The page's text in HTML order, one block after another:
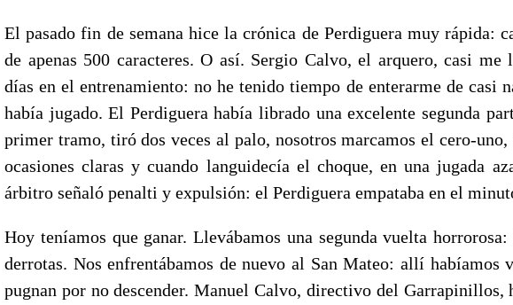
El pasado fin de semana hice la crónica de Perdiguera muy rápida:
de apenas 500 caracteres. O así. Sergio Calvo, el arquero, casi me
días en el entrenamiento: no he tenido tiempo de enterarme de casi
había jugado. El Perdiguera había librado una excelente segunda
primer tramo, tiró dos veces al palo, nosotros marcamos el cero-
ocasiones claras y cuando languidecía el choque, en una jugada
árbitro señaló penalti y expulsión: el Perdiguera empataba en el
Hoy teníamos que ganar. Llevábamos una segunda vuelta
derrotas. Nos enfrentábamos de nuevo al San Mateo: allí habíamos
pugnan por no descender. Manuel Calvo, directivo del Garrapinillos,